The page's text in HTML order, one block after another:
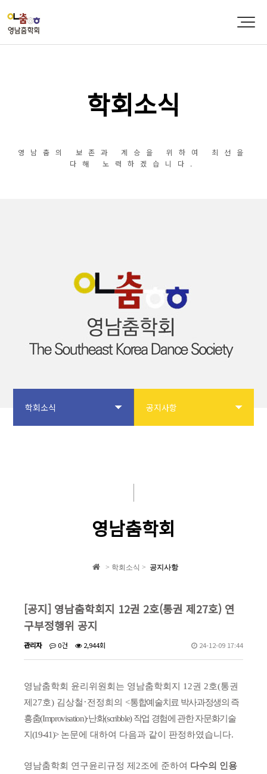
학회소식
영남춤의 보존과 계승을 위하여 최선을
다해 노력하겠습니다.
학회소식 공지사항
자유게시판
영남춤학회
> 학회소식 > 공지사항
[공지] 영남춤학회지 12권 2호(통권 제27호) 연
구부정행위 공지
관리자 0건 2,944회 24-12-09 17:44
영남춤학회 윤리위원회는 영남춤학회지 12권 2호(통권
제 27호) 김상철 ·전정희의 <통합예술치료 박사과정생의 즉
흥춤(Improvisation)·난화(scribble)작업 경험에 관한 자문화기술
지 (19-41)> 논문에 대하여 다음과 같이 판정하였습니다.
영남춤학회 연구윤리규정 제 2조에 준하여 다수의 인용